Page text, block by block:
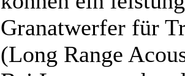
Granatwerfer für
(Long Range